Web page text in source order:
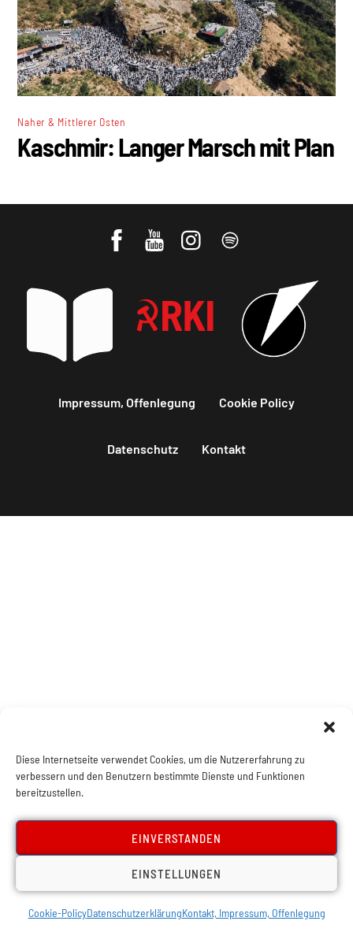
Diese Internetseite verwendet Cookies, um die Nutzererfahrung zu
verbessern und den Benutzern bestimmte Dienste und Funktionen
bereitzustellen.
EINVERSTANDEN
EINSTELLUNGEN
Cookie-PolicyDatenschutzerklärungKontakt, Impressum, Offenlegung
Naher & Mittlerer Osten
Kaschmir: Langer Marsch mit Plan
Impressum, Offenlegung Cookie Policy
Datenschutz Kontakt